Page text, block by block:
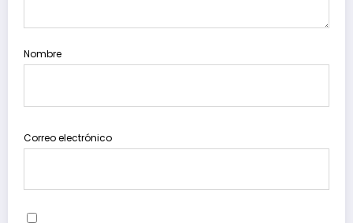
Nombre
Correo electrónico